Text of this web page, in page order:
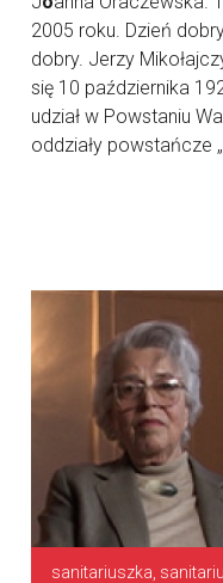
2005 roku. Dzień
dobry. Jerzy
się 10 października
udział w Powstaniu
oddziały powstańcze
sanitariuszka,